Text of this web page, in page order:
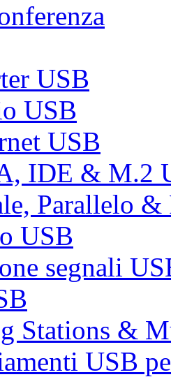
USB
USB
USB
IDE & M.2
Parallelo &
USB
segnali
Stations &
USB